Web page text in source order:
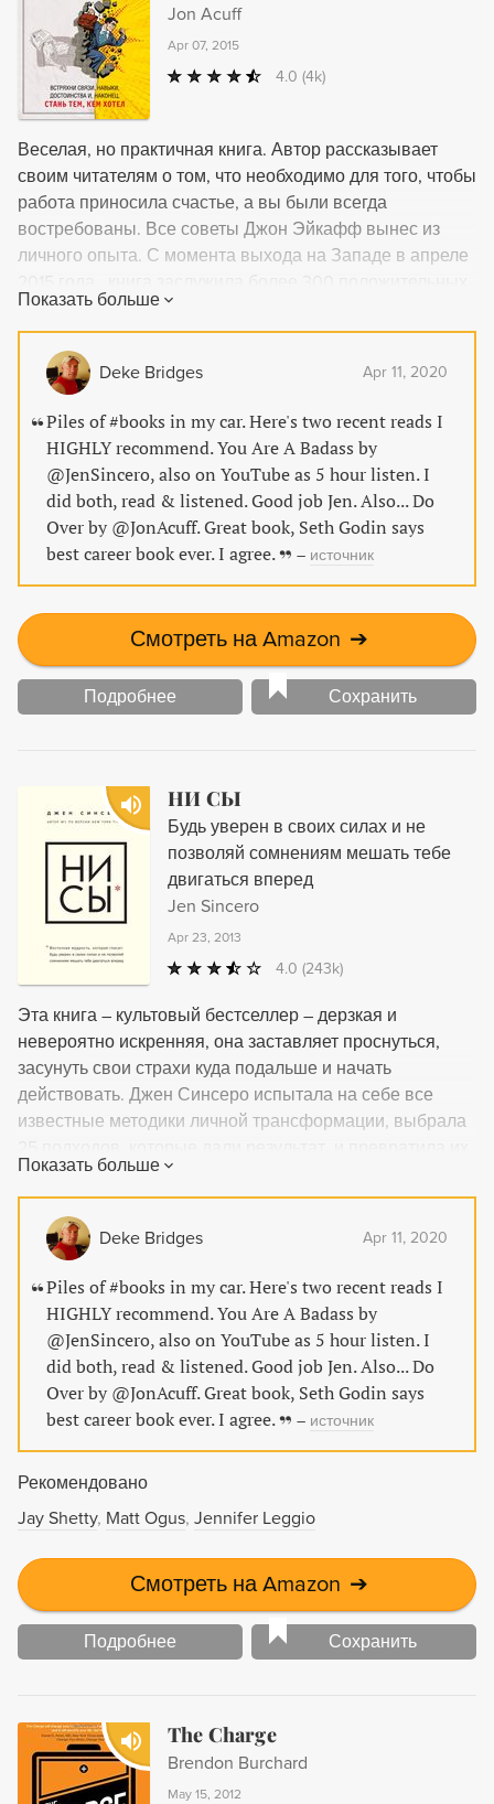
Jon Acuff
Apr 07, 2015
4.0 (4k)
Веселая, но практичная книга. Автор рассказывает
своим читателям о том, что необходимо для того, чтобы
работа приносила счастье, а вы были всегда
востребованы. Все советы Джон Эйкафф вынес из
личного опыта. С момента выхода на Западе в апреле
отзывов на Amazon. Книга отвечает на 4 насущных
вопроса: -Как удачно осуществить карьерный рывок?
-Как встать после краха карьеры? -Как проломить
карьерный потолок? -Как выжать максимум из
неожиданных карьерных возможностей? Если вы
разочаровались в работе, не получаете удовольствие
от того чем занимаетесь и хотите в корне поменять
свою жизнь, то эта книга точно для вас. Популярный
блогер и мотивационный спикер Джон Эйкаф, на своем
примере доказывает: даже если вы достигли
градусов и сделать свою карьеру захватывающим
приключением!
Показать больше
Deke Bridges Apr 11, 2020
Piles of #books in my car. Here's two recent reads I
HIGHLY recommend. You Are A Badass by
@JenSincero, also on YouTube as 5 hour listen. I
did both, read & listened. Good job Jen. Also... Do
Over by @JonAcuff. Great book, Seth Godin says
best career book ever. I agree.
– источник
Смотреть на Amazon ➔
Подробнее Сохранить
НИ СЫ
Будь уверен в своих силах и не
позволяй сомнениям мешать тебе
двигаться вперед
Jen Sincero
Apr 23, 2013
4.0 (243k)
Эта книга – культовый бестселлер – дерзкая и
невероятно искренняя, она заставляет проснуться,
засунуть свои страхи куда подальше и начать
действовать. Джен Синсеро испытала на себе все
известные методики личной трансформации, выбрала
в систему полного преображения жизни. Если что-то и
может заставить вас по максимуму реализовать свой
потенциал, это она – невероятная, яркая, прорывная
книга от знаменитого тренера по мотивации и успеху.
Из этой книги вы узнаете: как не обращать внимания на
эго и жить в своё удовольствие; как начать любить себя
и всё, что делаешь; как изменить свои убеждения,
чтобы изменить реальность; почему надежда на
лучшее притягивает удачу; почему нужно заботиться о
себе больше, чем о других. Также выходит под
жизнь по лучшему из сценариев» и «Будь дерзким! Как
перестать сомневаться в собственном величии и
Показать больше
Deke Bridges Apr 11, 2020
Piles of #books in my car. Here's two recent reads I
HIGHLY recommend. You Are A Badass by
@JenSincero, also on YouTube as 5 hour listen. I
did both, read & listened. Good job Jen. Also... Do
Over by @JonAcuff. Great book, Seth Godin says
best career book ever. I agree.
– источник
Рекомендовано
Jay Shetty Matt Ogus Jennifer Leggio
Смотреть на Amazon ➔
Подробнее Сохранить
The Charge
Brendon Burchard
May 15, 2012